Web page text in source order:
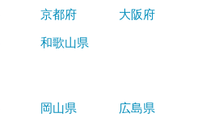
京都府
大阪府
和歌山県
岡山県 広島県